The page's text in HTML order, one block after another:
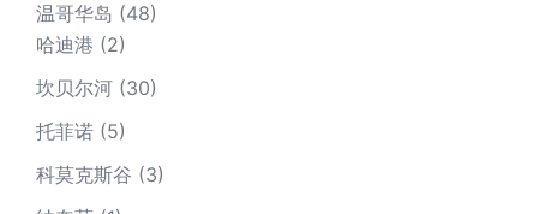
温哥华岛 (48)
哈迪港 (2)
坎贝尔河 (30)
托菲诺 (5)
科莫克斯谷 (3)